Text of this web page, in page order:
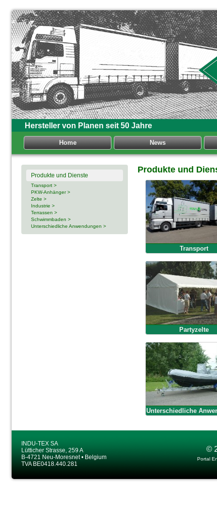
Hersteller von Planen seit 50 Jahre
Home News
Produkte und Dienste
Transport >
PKW-Anhänger >
Zelte >
Industrie >
Terrassen >
Schwimmbaden >
Unterschiedliche Anwendungen >
Produkte und
Transport
Partyzelte
Unterschiedliche
INDU-TEX SA
Lütticher Strasse, 259 A
B-4721 Neu-Moresnet • Belgium
TVA BE0418.440.281
©
Portal